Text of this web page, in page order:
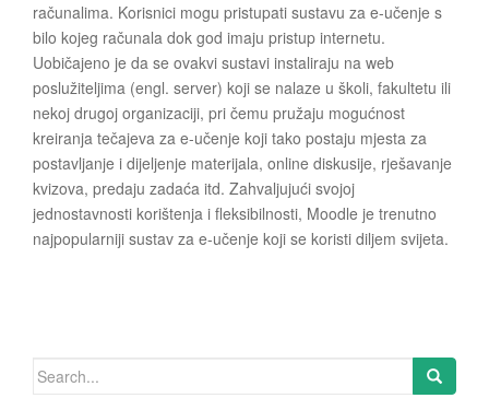
računalima. Korisnici mogu pristupati sustavu za e-učenje s
bilo kojeg računala dok god imaju pristup internetu.
Uobičajeno je da se ovakvi sustavi instaliraju na web
poslužiteljima (engl. server) koji se nalaze u školi, fakultetu ili
nekoj drugoj organizaciji, pri čemu pružaju mogućnost
kreiranja tečajeva za e-učenje koji tako postaju mjesta za
postavljanje i dijeljenje materijala, online diskusije, rješavanje
kvizova, predaju zadaća itd. Zahvaljujući svojoj
jednostavnosti korištenja i fleksibilnosti, Moodle je trenutno
najpopularniji sustav za e-učenje koji se koristi diljem svijeta.
Search for: